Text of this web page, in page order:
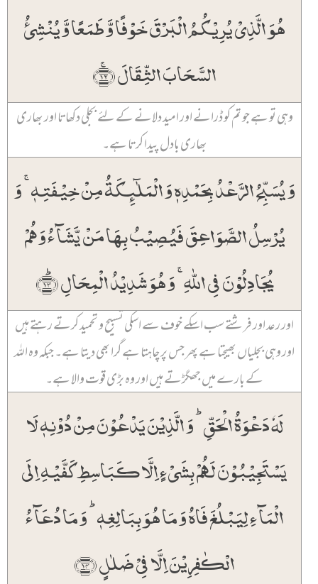
ہُوَ الَّذِیۡ یُرِیۡکُمُ الۡبَرۡقَ خَوۡفًا وَّ طَمَعًا وَّ یُنۡشِیُٔ
السَّحَابَ الثِّقَالَ ﴿ۚ۱۲﴾
وہی تو ہے جو تم کو ڈرانے اور امید دلانے کے لئے بجلی دکھاتا اور بھاری
بھاری بادل پیدا کرتا ہے۔
وَ یُسَبِّحُ الرَّعۡدُ بِحَمۡدِہٖ وَ الۡمَلٰٓئِکَۃُ مِنۡ خِیۡفَتِہٖ ۚ وَ
یُرۡسِلُ الصَّوَاعِقَ فَیُصِیۡبُ بِہَا مَنۡ یَّشَآءُ وَ ہُمۡ
یُجَادِلُوۡنَ فِی اللّٰہِ ۚ وَ ہُوَ شَدِیۡدُ الۡمِحَالِ ﴿ؕ۱۳﴾
اور رعد اور فرشتے سب اسکے خوف سے اسکی تسبیح و تحمید کرتے رہتے ہیں
اور وہی بجلیاں بھیجتا ہے پھر جس پر چاہتا ہے گرا بھی دیتا ہے۔ جبکہ وہ اللہ
کے بارے میں جھگڑتے ہیں اور وہ بڑی قوت والا ہے۔
لَہٗ دَعۡوَۃُ الۡحَقِّ ؕ وَ الَّذِیۡنَ یَدۡعُوۡنَ مِنۡ دُوۡنِہٖ لَا
یَسۡتَجِیۡبُوۡنَ لَہُمۡ بِشَیۡءٍ اِلَّا کَبَاسِطِ کَفَّیۡہِ اِلَی
الۡمَآءِ لِیَبۡلُغَ فَاہُ وَ مَا ہُوَ بِبَالِغِہٖ ؕ وَ مَا دُعَآءُ
الۡکٰفِرِیۡنَ اِلَّا فِیۡ ضَلٰلٍ ﴿۱۴﴾